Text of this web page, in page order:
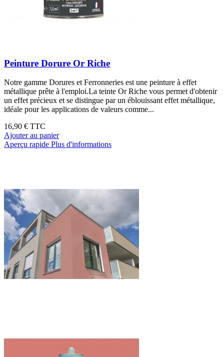
Peinture Dorure Or Riche
Notre gamme Dorures et Ferronneries est une peinture à effet
métallique prête à l'emploi.La teinte Or Riche vous permet d'obtenir
un effet précieux et se distingue par un éblouissant effet métallique,
idéale pour les applications de valeurs comme...
16,90 € TTC
Ajouter au panier
Aperçu rapide Plus d'informations